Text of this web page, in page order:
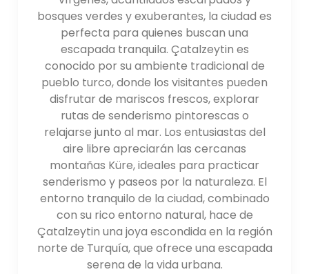
bosques verdes y exuberantes, la ciudad es
perfecta para quienes buscan una
escapada tranquila. Çatalzeytin es
conocido por su ambiente tradicional de
pueblo turco, donde los visitantes pueden
disfrutar de mariscos frescos, explorar
rutas de senderismo pintorescas o
relajarse junto al mar. Los entusiastas del
aire libre apreciarán las cercanas
montañas Küre, ideales para practicar
senderismo y paseos por la naturaleza. El
entorno tranquilo de la ciudad, combinado
con su rico entorno natural, hace de
Çatalzeytin una joya escondida en la región
norte de Turquía, que ofrece una escapada
serena de la vida urbana.